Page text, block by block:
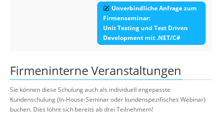
Unverbindliche Anfrage zum
Firmenseminar:
Unit Testing und Test Driven
Development mit .NET/C#
Firmeninterne Veranstaltungen
Sie können diese Schulung auch als individuell engepasste
Kundenschulung (In-House-Seminar oder kundenspezifisches Webinar)
buchen. Dies lohnt sich bereits ab drei Teilnehmern!